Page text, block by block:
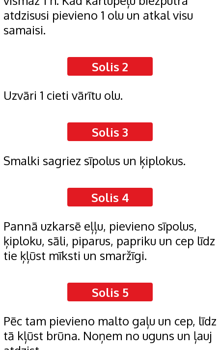
atdzisusi pievieno 1 olu un atkal visu
samaisi.
Solis 2
Uzvāri 1 cieti vārītu olu.
Solis 3
Smalki sagriez sīpolus un ķiplokus.
Solis 4
Pannā uzkarsē eļļu, pievieno sīpolus,
ķiploku, sāli, piparus, papriku un cep līdz
tie ķļūst mīksti un smaržīgi.
Solis 5
Pēc tam pievieno malto gaļu un cep, līdz
tā kļūst brūna. Noņem no uguns un ļauj